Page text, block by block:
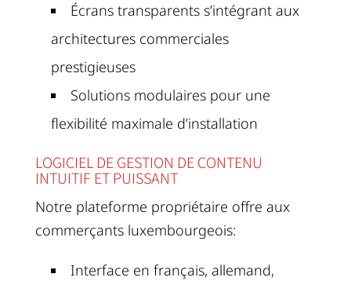
Écrans transparents s’intégrant aux
architectures commerciales
prestigieuses
Solutions modulaires pour une
flexibilité maximale d’installation
LOGICIEL DE GESTION DE CONTENU
INTUITIF ET PUISSANT
Notre plateforme propriétaire offre aux
commerçants luxembourgeois:
Interface en français, allemand,